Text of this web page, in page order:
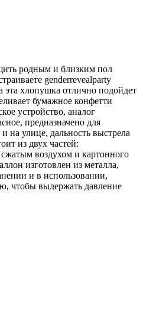
родным и близким пол
genderrevealparty
эта хлопушка отлично подойдет
бумажное конфетти
устройство, аналог
предназначено для
на улице, дальность выстрела
из двух частей:
воздухом и картонного
изготовлен из металла,
и в использовании,
чтобы выдержать давление